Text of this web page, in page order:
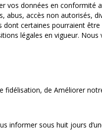
données en conformité
abus, accès non autorisés,
certaines pourraient
légales en vigueur. Nous
de Améliorer
informer sous huit jours